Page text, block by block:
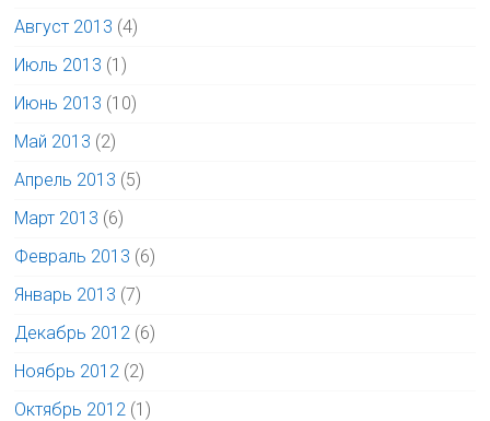
Август 2013 (4)
Июль 2013 (1)
Июнь 2013 (10)
Май 2013 (2)
Апрель 2013 (5)
Март 2013 (6)
Февраль 2013 (6)
Январь 2013 (7)
Декабрь 2012 (6)
Ноябрь 2012 (2)
Октябрь 2012 (1)